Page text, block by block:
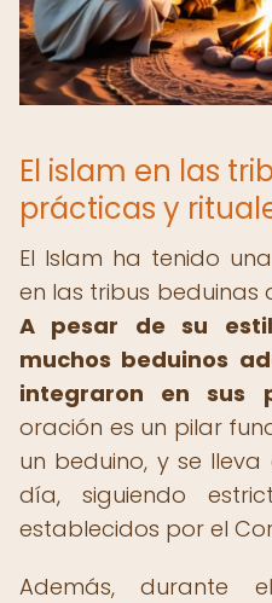
El islam en las
prácticas y
El Islam ha tenido
en las tribus beduinas
A pesar de su
muchos beduinos
integraron en sus
oración es un pilar
un beduino, y se
día, siguiendo
establecidos por el
Además, durante